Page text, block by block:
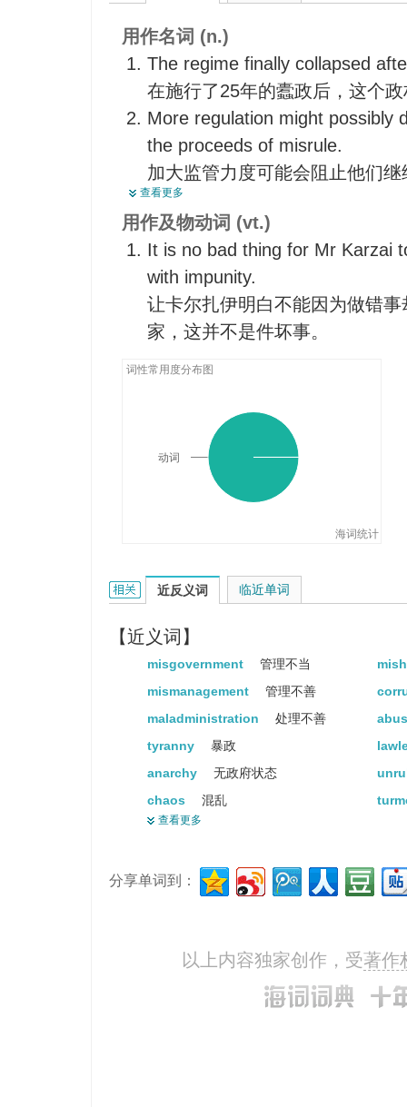
紊乱
恶政
对…施苛政
治理不善
用作名词 (n.)
The regime finally collapsed
在施行了25年的蠹政后，这个
More regulation might possibly
the proceeds of misrule.
加大监管力度可能会阻止他们
The country suffered years of
该国因国王懦弱而长期混乱不治
Those inside government have
政府也有了更少的接口来解释其
查看更多
用作及物动词 (vt.)
It is no bad thing for Mr Karzai
with impunity.
让卡尔扎伊明白不能因为做错
家，这并不是件坏事。
词性常用度分布图
海词统计
动词
misrule的相关资料：
近反义词
【近义词】
misgovernment 管理不当
mismanagement
管理不善
maladministration
处理不善
tyranny
暴政
anarchy
无政府状态
chaos
混乱
disorder
查看更多
临近单词
分享单词到：
以上内容独家创作，受著作